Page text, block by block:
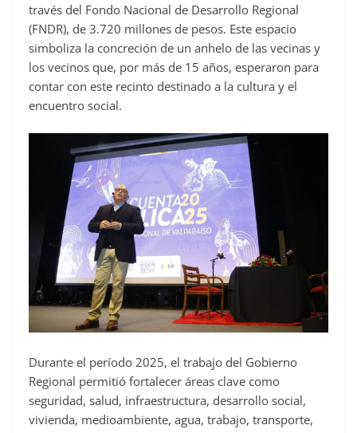
través del Fondo Nacional de Desarrollo Regional
(FNDR), de 3.720 millones de pesos. Este espacio
simboliza la concreción de un anhelo de las vecinas y
los vecinos que, por más de 15 años, esperaron para
contar con este recinto destinado a la cultura y el
encuentro social.
Durante el período 2025, el trabajo del Gobierno
Regional permitió fortalecer áreas clave como
seguridad, salud, infraestructura, desarrollo social,
vivienda, medioambiente, agua, trabajo, transporte,